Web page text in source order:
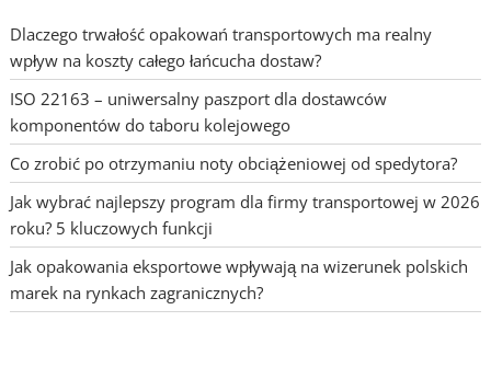
Dlaczego trwałość opakowań transportowych ma realny
wpływ na koszty całego łańcucha dostaw?
ISO 22163 – uniwersalny paszport dla dostawców
komponentów do taboru kolejowego
Co zrobić po otrzymaniu noty obciążeniowej od spedytora?
Jak wybrać najlepszy program dla firmy transportowej w 2026
roku? 5 kluczowych funkcji
Jak opakowania eksportowe wpływają na wizerunek polskich
marek na rynkach zagranicznych?